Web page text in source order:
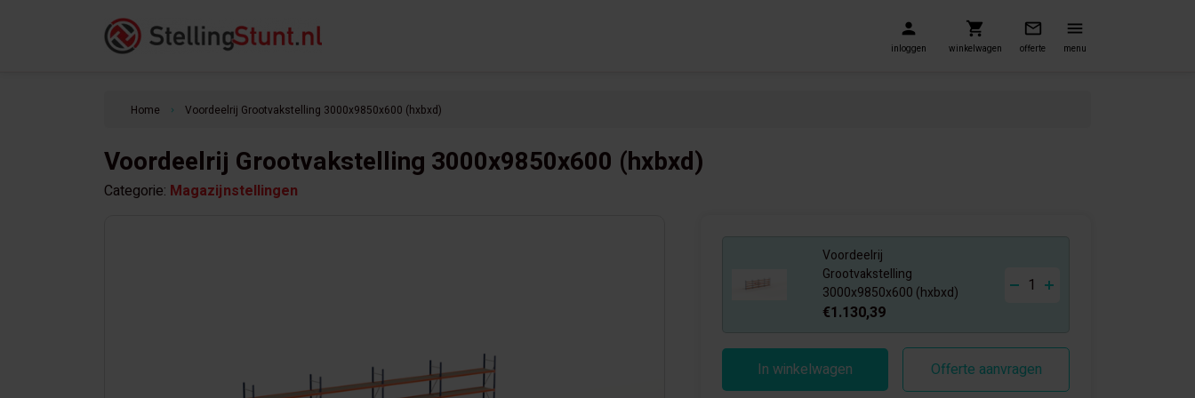
inloggen winkelwagen offerte menu
Home keyboard_arrow_right Voordeelrij Grootvakstelling 3000x9850x600 (hxbxd)
Voordeelrij Grootvakstelling 3000x9850x600 (hxbxd)
Categorie: Magazijnstellingen
Voordeelrij
Grootvakstelling
3000x9850x600 (hxbxd)
€1.130,39
In winkelwagen Offerte aanvragen